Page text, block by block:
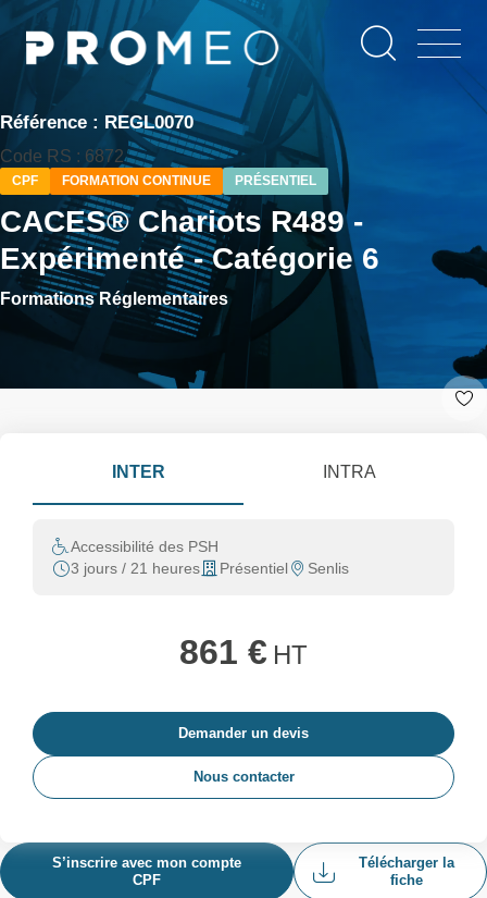
Aller
contenu
Référence : REGL0070
Code RS : 6872
CPF FORMATION CONTINUE PRÉSENTIEL
CACES® Chariots R489 -
Expérimenté - Catégorie 6
Formations Réglementaires
S’inscrire avec mon compte
CPF
Télécharger la
fiche
INTER INTRA
Accessibilité des PSH
3 jours / 21 heures
Présentiel Senlis
861 € HT
Demander un devis
Nous contacter
Panneau de gestion des cookies